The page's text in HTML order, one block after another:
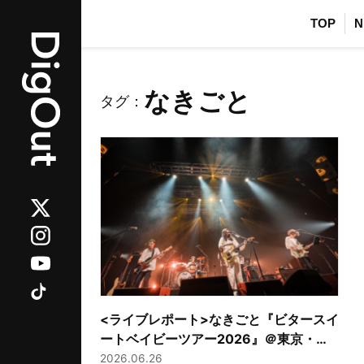
TOP
タグ： なきごと
<ライブレポート>なきごと『ビタースイ
ートベイビーツアー2026』＠東京・
Zepp Shinjuku(TOKYO)
2026.06.26